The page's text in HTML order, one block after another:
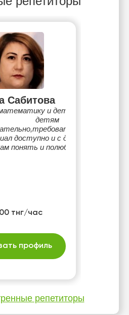
Сабитова
и детей.Отношусь к
детям
доступно и с душой,помогаю
понять и полюбить предмет.
тнг/час
профиль
репетиторы